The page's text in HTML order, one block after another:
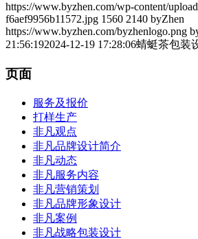
https://www.byzhen.com/wp-content/
f6aef9956b11572.jpg 1560 2140 byZhen
https://www.byzhen.com/byzhenlogo.png
21:56:192024-12-19 17:28:06蜻蜓茶包装
页面
服务及报价
打样生产
非凡观点
非凡品牌设计简介
非凡动态
非凡服务内容
非凡营销策划
非凡品牌形象设计
非凡案例
非凡战略包装设计